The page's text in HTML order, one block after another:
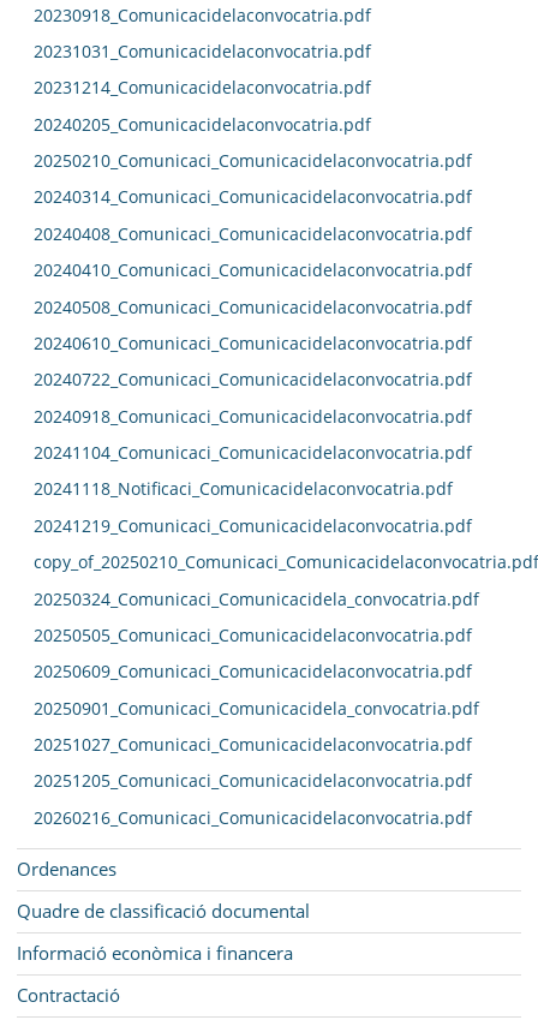
20230918_Comunicacidelaconvocatria.pdf
20231031_Comunicacidelaconvocatria.pdf
20231214_Comunicacidelaconvocatria.pdf
20240205_Comunicacidelaconvocatria.pdf
20250210_Comunicaci_Comunicacidelaconvocatria.pdf
20240314_Comunicaci_Comunicacidelaconvocatria.pdf
20240408_Comunicaci_Comunicacidelaconvocatria.pdf
20240410_Comunicaci_Comunicacidelaconvocatria.pdf
20240508_Comunicaci_Comunicacidelaconvocatria.pdf
20240610_Comunicaci_Comunicacidelaconvocatria.pdf
20240722_Comunicaci_Comunicacidelaconvocatria.pdf
20240918_Comunicaci_Comunicacidelaconvocatria.pdf
20241104_Comunicaci_Comunicacidelaconvocatria.pdf
20241118_Notificaci_Comunicacidelaconvocatria.pdf
20241219_Comunicaci_Comunicacidelaconvocatria.pdf
copy_of_20250210_Comunicaci_Comunicacidelaconvocatria.pdf
20250324_Comunicaci_Comunicacidela_convocatria.pdf
20250505_Comunicaci_Comunicacidelaconvocatria.pdf
20250609_Comunicaci_Comunicacidelaconvocatria.pdf
20250901_Comunicaci_Comunicacidela_convocatria.pdf
20251027_Comunicaci_Comunicacidelaconvocatria.pdf
20251205_Comunicaci_Comunicacidelaconvocatria.pdf
20260216_Comunicaci_Comunicacidelaconvocatria.pdf
Ordenances
Quadre de classificació documental
Informació econòmica i financera
Contractació